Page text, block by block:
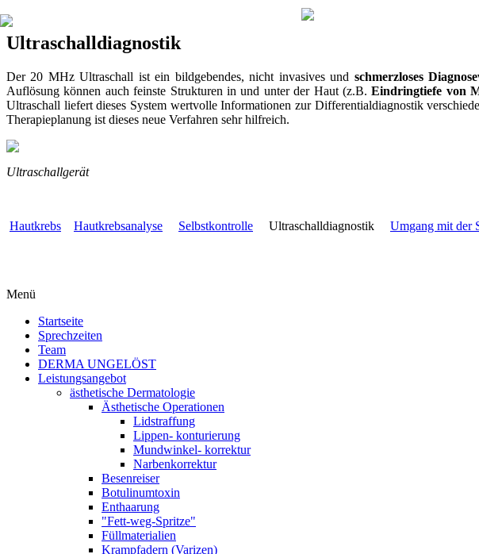
Ultraschalldiagnostik
Der 20 MHz Ultraschall ist ein bildgebendes, nicht invasives und schmerzloses
Auflösung können auch feinste Strukturen in und unter der Haut (z.B.Eindringtiefe von
Ultraschall liefert dieses System wertvolle Informationen zur Differentialdiagnostik
Therapieplanung ist dieses neue Verfahren sehr hilfreich.
Ultraschallgerät
Hautkrebs Hautkrebsanalyse Selbstkontrolle Ultraschalldiagnostik Umgang mit der
Menü
Startseite
Sprechzeiten
Team
DERMA UNGELÖST
Leistungsangebot
ästhetische Dermatologie
Ästhetische Operationen
Lidstraffung
Lippen- konturierung
Mundwinkel- korrektur
Narbenkorrektur
Besenreiser
Botulinumtoxin
Enthaarung
"Fett-weg-Spritze"
Füllmaterialien
Krampfadern (Varizen)